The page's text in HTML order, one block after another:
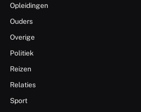
Opleidingen
Ouders
Overige
Politiek
Reizen
Relaties
Sport